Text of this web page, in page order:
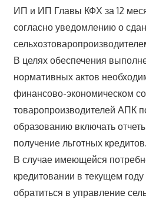
ИП и ИП Главы КФХ за 12
согласно уведомлению о
В целях обеспечения
нормативных актов
финансово-экономическом
товаропроизводителей АПК
образованию включать
получение льготных кредитов.
В случае имеющейся
кредитовании в текущем
обратиться в управление